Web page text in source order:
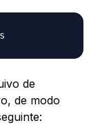
de
de modo